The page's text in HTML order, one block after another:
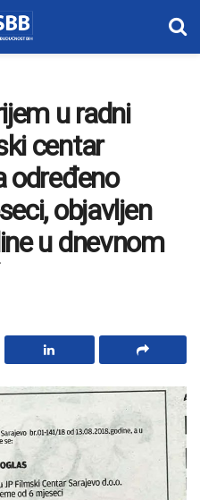
u radni
centar
određeno
objavljen
u dnevnom